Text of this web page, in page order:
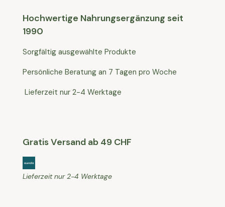
Hochwertige Nahrungsergänzung seit
1990
Sorgfältig ausgewählte Produkte
Persönliche Beratung an 7 Tagen pro Woche
Lieferzeit nur 2-4 Werktage
Gratis Versand ab 49 CHF
Lieferzeit nur 2-4 Werktage